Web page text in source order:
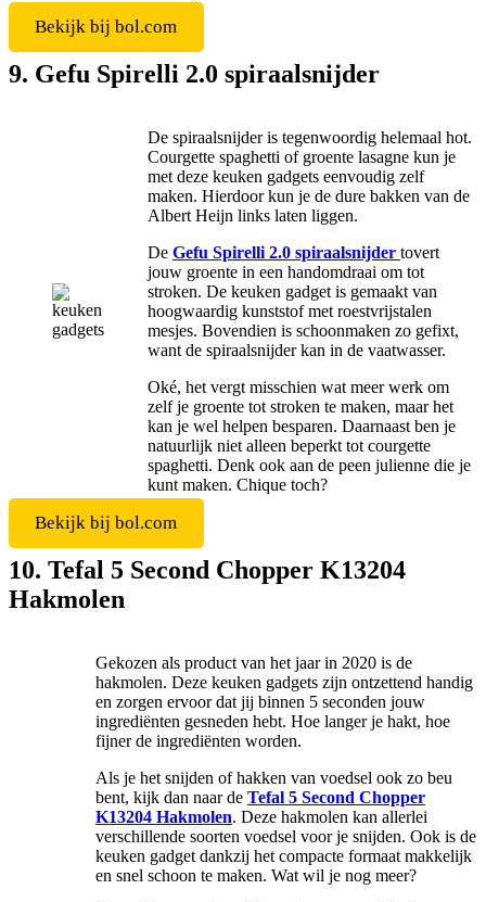
Bekijk bij bol.com
9. Gefu Spirelli 2.0 spiraalsnijder
De spiraalsnijder is tegenwoordig helemaal hot.
Courgette spaghetti of groente lasagne kun je
met deze keuken gadgets eenvoudig zelf
maken. Hierdoor kun je de dure bakken van de
Albert Heijn links laten liggen.
De Gefu Spirelli 2.0 spiraalsnijder tovert
jouw groente in een handomdraai om tot
stroken. De keuken gadget is gemaakt van
hoogwaardig kunststof met roestvrijstalen
mesjes. Bovendien is schoonmaken zo gefixt,
want de spiraalsnijder kan in de vaatwasser.
Oké, het vergt misschien wat meer werk om
zelf je groente tot stroken te maken, maar het
kan je wel helpen besparen. Daarnaast ben je
natuurlijk niet alleen beperkt tot courgette
spaghetti. Denk ook aan de peen julienne die je
kunt maken. Chique toch?
Bekijk bij bol.com
10. Tefal 5 Second Chopper K13204
Hakmolen
Gekozen als product van het jaar in 2020 is de
hakmolen. Deze keuken gadgets zijn ontzettend handig
en zorgen ervoor dat jij binnen 5 seconden jouw
ingrediënten gesneden hebt. Hoe langer je hakt, hoe
fijner de ingrediënten worden.
Als je het snijden of hakken van voedsel ook zo beu
bent, kijk dan naar de Tefal 5 Second Chopper
K13204 Hakmolen. Deze hakmolen kan allerlei
verschillende soorten voedsel voor je snijden. Ook is de
keuken gadget dankzij het compacte formaat makkelijk
en snel schoon te maken. Wat wil je nog meer?